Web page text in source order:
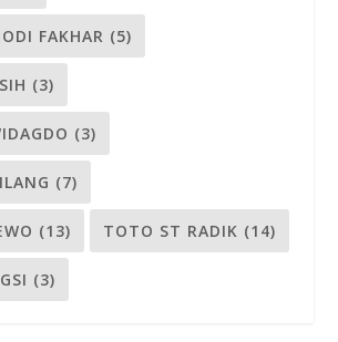
FAKHAR (5)
(3)
(3)
(7)
(13) TOTO ST RADIK (14)
(3)